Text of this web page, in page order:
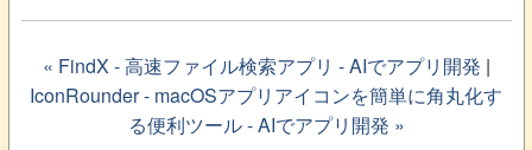
« FindX - 高速ファイル検索アプリ - AIでアプリ開発 |
IconRounder - macOSアプリアイコンを簡単に角丸化す
る便利ツール - AIでアプリ開発 »